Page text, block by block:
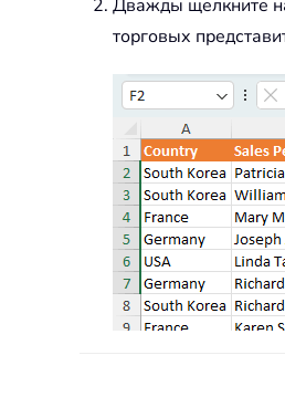
Дважды щелкните
торговых